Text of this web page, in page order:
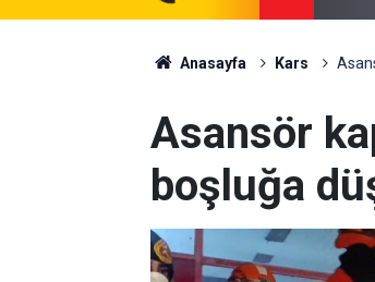
Anasayfa Kars
Asansör
boşluğa